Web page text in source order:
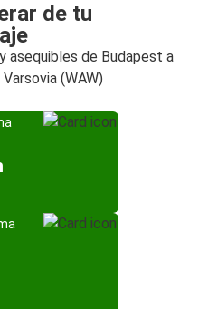
de tu
asequibles de Budapest a
(WAW)